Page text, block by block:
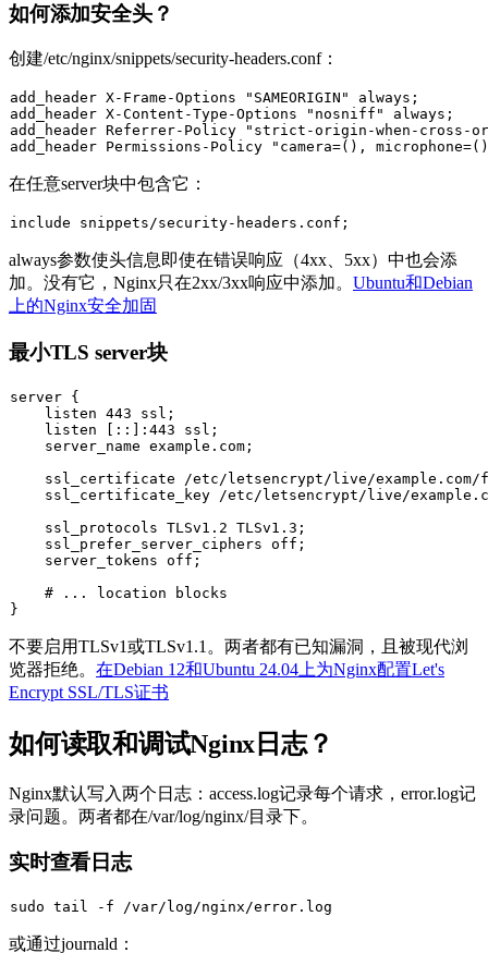
如何添加安全头？
创建/etc/nginx/snippets/security-headers.conf：
add_header X-Frame-Options "SAMEORIGIN" always;
add_header X-Content-Type-Options "nosniff" always;
add_header Referrer-Policy "strict-origin-when-cross-
在任意server块中包含它：
always参数使头信息即使在错误响应（4xx、5xx）中也会添
加。没有它，Nginx只在2xx/3xx响应中添加。 Ubuntu和Debian
上的Nginx安全加固
最小TLS server块
server {
    listen 443 ssl;
    listen [::]:443 ssl;
    server_name example.com;
ssl_certificate /etc/letsencrypt/live/example.com/
ssl_certificate_key /etc/letsencrypt/live/
    ssl_protocols TLSv1.2 TLSv1.3;
    ssl_prefer_server_ciphers off;
    server_tokens off;
    # ... location blocks
不要启用TLSv1或TLSv1.1。两者都有已知漏洞，且被现代浏
览器拒绝。 在Debian 12和Ubuntu 24.04上为Nginx配置Let's
Encrypt SSL/TLS证书
如何读取和调试Nginx日志？
Nginx默认写入两个日志： access.log记录每个请求， error.log记
录问题。两者都在/var/log/nginx/目录下。
实时查看日志
sudo tail
或通过journald：